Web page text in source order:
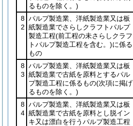
るものを除く。)
8
2
パルプ製造業、洋紙製造業又は板
紙製造業でさらしクラフトパルプ
製造工程(前工程の未さらしクラフ
トパルプ製造工程を含む。)に係る
もの
8
3
パルプ製造業、洋紙製造業又は板
紙製造業で古紙を原料とするパル
プ製造工程に係るもの(次項に掲げ
るものを除く。)
8
4
パルプ製造業、洋紙製造業又は板
紙製造業で古紙を原料とし脱イン
キ又は漂白を行うパルプ製造工程